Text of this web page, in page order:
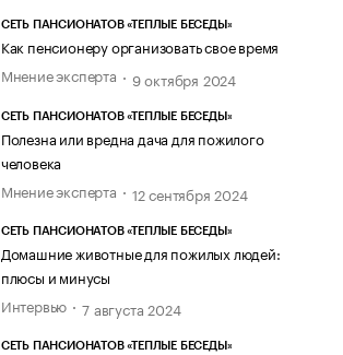
СЕТЬ ПАНСИОНАТОВ «ТЕПЛЫЕ БЕСЕДЫ»
Как пенсионеру организовать свое время
Мнение эксперта
9 октября 2024
СЕТЬ ПАНСИОНАТОВ «ТЕПЛЫЕ БЕСЕДЫ»
Полезна или вредна дача для пожилого
человека
Мнение эксперта
12 сентября 2024
СЕТЬ ПАНСИОНАТОВ «ТЕПЛЫЕ БЕСЕДЫ»
Домашние животные для пожилых людей:
плюсы и минусы
Интервью
7 августа 2024
СЕТЬ ПАНСИОНАТОВ «ТЕПЛЫЕ БЕСЕДЫ»